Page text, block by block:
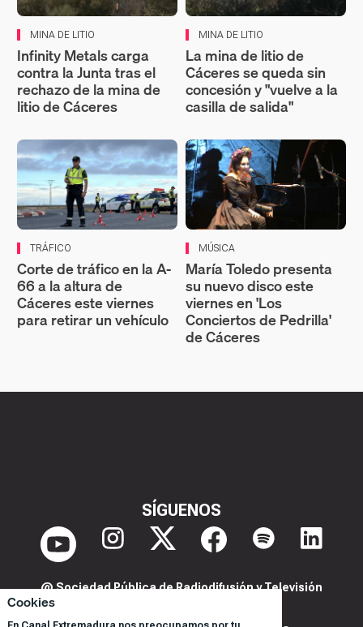
Cookies
MINA DE LITIO
Infinity Metals carga
contra la Junta tras el
rechazo de la mina de
litio de Cáceres
MINA DE LITIO
La mina de litio de
Cáceres se queda sin
concesión y "vuelve a la
casilla de salida"
TRÁFICO
Corte de tráfico en la A-
66 a la altura de
Cáceres este viernes
para retirar un vehículo
MÚSICA
María Toledo presenta
su nuevo disco este
viernes en 'Los
Conciertos de Pedrilla'
de Cáceres
SÍGUENOS
@ Sociedad Pública de Radiodifusión y Televisión